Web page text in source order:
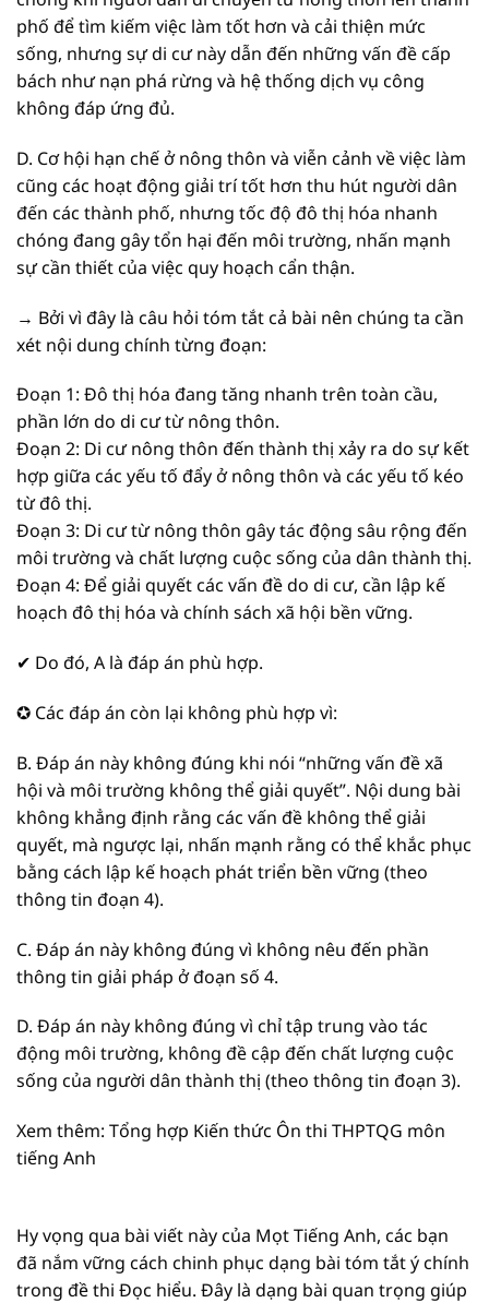
phố để tìm kiếm việc làm tốt hơn và cải thiện mức
sống, nhưng sự di cư này dẫn đến những vấn đề cấp
bách như nạn phá rừng và hệ thống dịch vụ công
không đáp ứng đủ.
D. Cơ hội hạn chế ở nông thôn và viễn cảnh về việc làm
cũng các hoạt động giải trí tốt hơn thu hút người dân
đến các thành phố, nhưng tốc độ đô thị hóa nhanh
chóng đang gây tổn hại đến môi trường, nhấn mạnh
sự cần thiết của việc quy hoạch cẩn thận.
→ Bởi vì đây là câu hỏi tóm tắt cả bài nên chúng ta cần
xét nội dung chính từng đoạn:
Đoạn 1: Đô thị hóa đang tăng nhanh trên toàn cầu,
phần lớn do di cư từ nông thôn.
Đoạn 2: Di cư nông thôn đến thành thị xảy ra do sự kết
hợp giữa các yếu tố đẩy ở nông thôn và các yếu tố kéo
từ đô thị.
Đoạn 3: Di cư từ nông thôn gây tác động sâu rộng đến
môi trường và chất lượng cuộc sống của dân thành thị.
Đoạn 4: Để giải quyết các vấn đề do di cư, cần lập kế
hoạch đô thị hóa và chính sách xã hội bền vững.
✔ Do đó, A là đáp án phù hợp.
✪ Các đáp án còn lại không phù hợp vì:
B. Đáp án này không đúng khi nói “những vấn đề xã
hội và môi trường không thể giải quyết”. Nội dung bài
không khẳng định rằng các vấn đề không thể giải
quyết, mà ngược lại, nhấn mạnh rằng có thể khắc phục
bằng cách lập kế hoạch phát triển bền vững (theo
thông tin đoạn 4).
C. Đáp án này không đúng vì không nêu đến phần
thông tin giải pháp ở đoạn số 4.
D. Đáp án này không đúng vì chỉ tập trung vào tác
động môi trường, không đề cập đến chất lượng cuộc
sống của người dân thành thị (theo thông tin đoạn 3).
Xem thêm: Tổng hợp Kiến thức Ôn thi THPTQG môn
tiếng Anh
Hy vọng qua bài viết này của Mọt Tiếng Anh, các bạn
đã nắm vững cách chinh phục dạng bài tóm tắt ý chính
trong đề thi Đọc hiểu. Đây là dạng bài quan trọng giúp